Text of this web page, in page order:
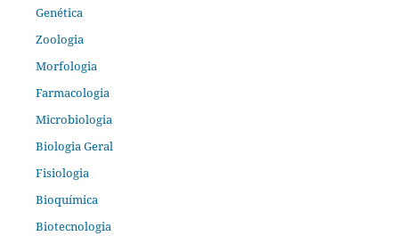
Genética
Zoologia
Morfologia
Farmacologia
Microbiologia
Biologia Geral
Fisiologia
Bioquímica
Biotecnologia